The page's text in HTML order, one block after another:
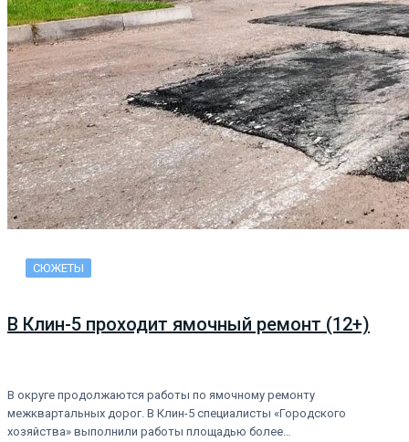
СЮЖЕТЫ
В Клин-5 проходит ямочный ремонт (12+)
В округе продолжаются работы по ямочному ремонту
межквартальных дорог. В Клин-5 специалисты «Городского
хозяйства» выполнили работы площадью более…